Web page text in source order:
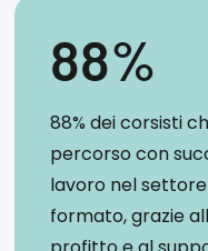
88%
88% dei corsisti
percorso con
lavoro nel
formato, grazie